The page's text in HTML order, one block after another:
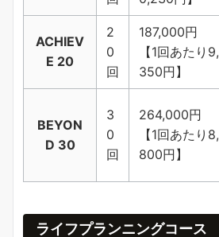
ACHIEV
E 20
2
0
回
187,000円
【1回あたり9,
350円】
BEYON
D 30
3
0
回
264,000円
【1回あたり8,
800円】
ライフプランニングコース